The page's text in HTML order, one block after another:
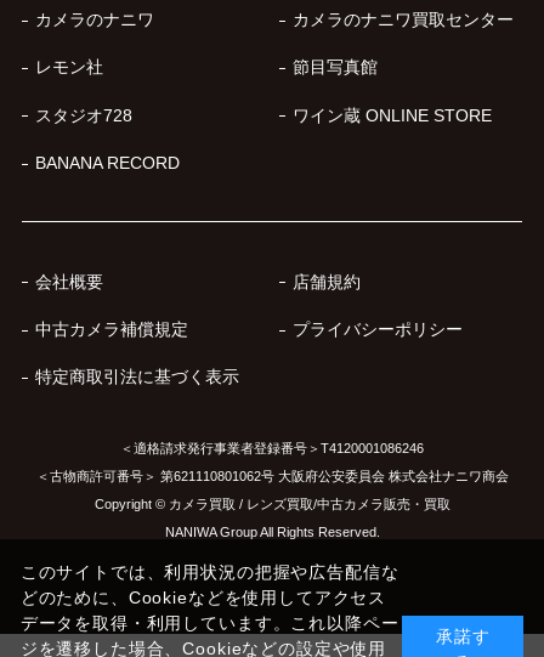
カメラのナニワ カメラのナニワ買取センター
レモン社 節目写真館
スタジオ728 ワイン蔵 ONLINE STORE
BANANA RECORD
会社概要 店舗規約
中古カメラ補償規定 プライバシーポリシー
特定商取引法に基づく表示
＜適格請求発行事業者登録番号＞T4120001086246
＜古物商許可番号＞ 第621110801062号 大阪府公安委員会 株式会社ナニワ商会
Copyright © カメラ買取 / レンズ買取/中古カメラ販売・買取
NANIWA Group All Rights Reserved.
このサイトでは、利用状況の把握や広告配信な
どのために、Cookieなどを使用してアクセス
データを取得・利用しています。これ以降ペー
ジを遷移した場合、Cookieなどの設定や使用
承諾す